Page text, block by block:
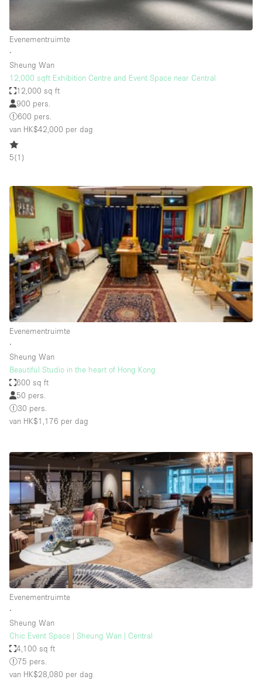
Hal
Kantoorruimte
Kraampje / Kiosk / Stalletje
Kraampje / Marktkraam
Magazijn
Overige
Restaurant / Bar / Café
Salon
Unieke ruimte
Vergaderruimte
Vrachtwagen
Winkel delen
Winkelruimte in winkelcentrum
Airconditioning
Animals Friendly
Auto display
Badkamer
Bar
Begane grond
Beveiligingssysteem
Concierge
Daglicht
Dakterras
Drankvergunning
Elektriciteit
Etalage
Evenementruimte
∙
Sheung Wan
12,000 sqft Exhibition Centre and Event Space near Central
12,000 sq ft
900 pers.
600 pers.
van HK$42,000 per dag
5(1 )
Evenementruimte
∙
Sheung Wan
Beautiful Studio in the heart of Hong Kong
600 sq ft
50 pers.
30 pers.
van HK$1,176 per dag
Evenementruimte
∙
Sheung Wan
Chic Event Space | Sheung Wan | Central
4,100 sq ft
75 pers.
van HK$28,080 per dag